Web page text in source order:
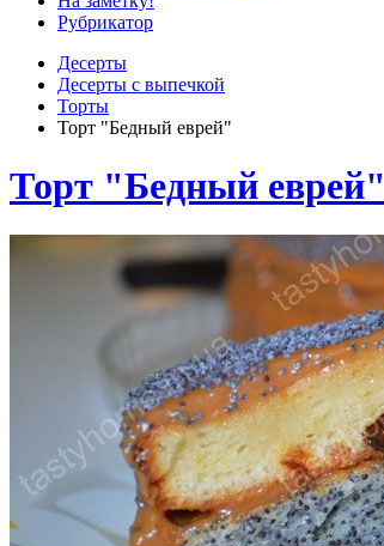
Рубрикатор
Десерты
Десерты с выпечкой
Торты
Торт "Бедный еврей"
Торт "Бедный еврей"